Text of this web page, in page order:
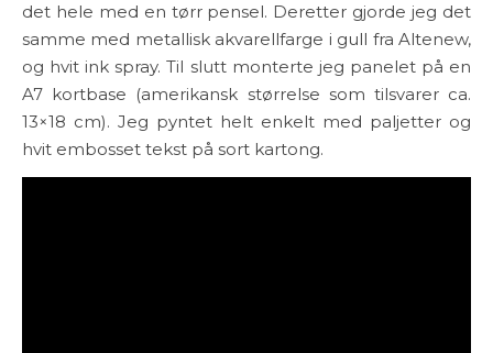
det hele med en tørr pensel. Deretter gjorde jeg det
samme med metallisk akvarellfarge i gull fra Altenew,
og hvit ink spray. Til slutt monterte jeg panelet på en
A7 kortbase (amerikansk størrelse som tilsvarer ca.
13×18 cm). Jeg pyntet helt enkelt med paljetter og
hvit embosset tekst på sort kartong.